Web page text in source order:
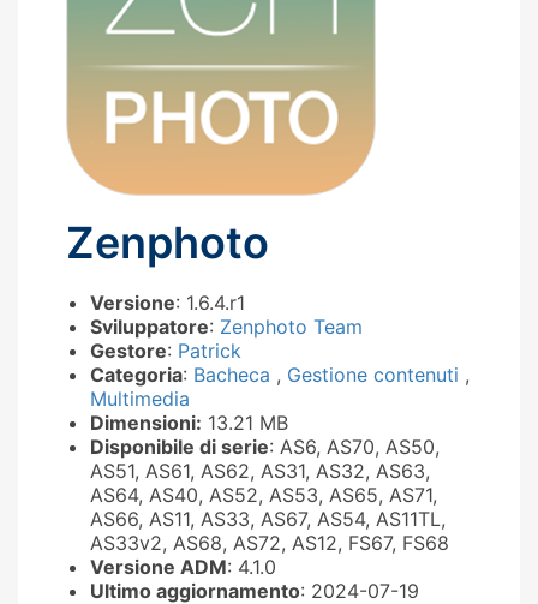
Zenphoto
Versione: 1.6.4.r1
Sviluppatore: Zenphoto Team
Gestore: Patrick
Categoria: Bacheca , Gestione contenuti ,
Multimedia
Dimensioni: 13.21 MB
Disponibile di serie: AS6, AS70, AS50,
AS51, AS61, AS62, AS31, AS32, AS63,
AS64, AS40, AS52, AS53, AS65, AS71,
AS66, AS11, AS33, AS67, AS54, AS11TL,
AS33v2, AS68, AS72, AS12, FS67, FS68
Versione ADM: 4.1.0
Ultimo aggiornamento: 2024-07-19